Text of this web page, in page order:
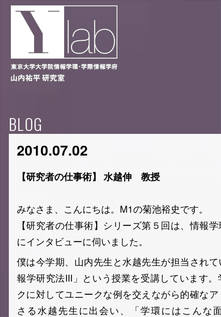
BLOG
2010.07.02
【研究者の仕事術】 水越伸 教授
みなさま、こんにちは。M1の菊池裕史です。
【研究者の仕事術】シリーズ第５回は、情報
にインタビューに伺いました。
僕は今学期、山内先生と水越先生が担当され
報学研究法III」という授業を受講しています
クに対してユニークな例を交えながら的確な
さる水越先生に出会い、「学環にはこんな